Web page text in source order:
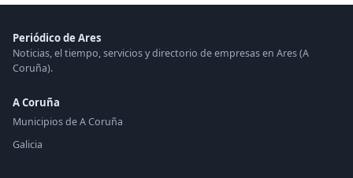
Periódico de Ares
Noticias, el tiempo, servicios y directorio de empresas en Ares (A
Coruña).
A Coruña
Municipios de A Coruña
Galicia